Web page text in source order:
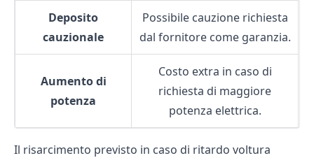
Deposito
cauzionale
Possibile cauzione richiesta
dal fornitore come garanzia.
Aumento di
potenza
Costo extra in caso di
richiesta di maggiore
potenza elettrica.
Il risarcimento previsto in caso di ritardo voltura